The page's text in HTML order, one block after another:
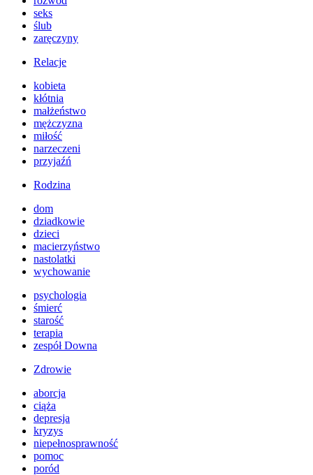
seks
ślub
zaręczyny
Relacje
kobieta
kłótnia
małżeństwo
mężczyzna
miłość
narzeczeni
przyjaźń
Rodzina
dom
dziadkowie
dzieci
macierzyństwo
nastolatki
wychowanie
psychologia
śmierć
starość
terapia
zespół Downa
Zdrowie
aborcja
ciąża
depresja
kryzys
niepełnosprawność
pomoc
poród